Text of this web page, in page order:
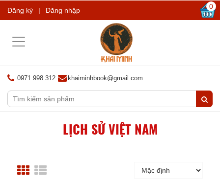
Đăng ký | Đăng nhập 0
Toggle
0971 998 312 khaiminhbook@gmail.com
LỊCH SỬ VIỆT NAM